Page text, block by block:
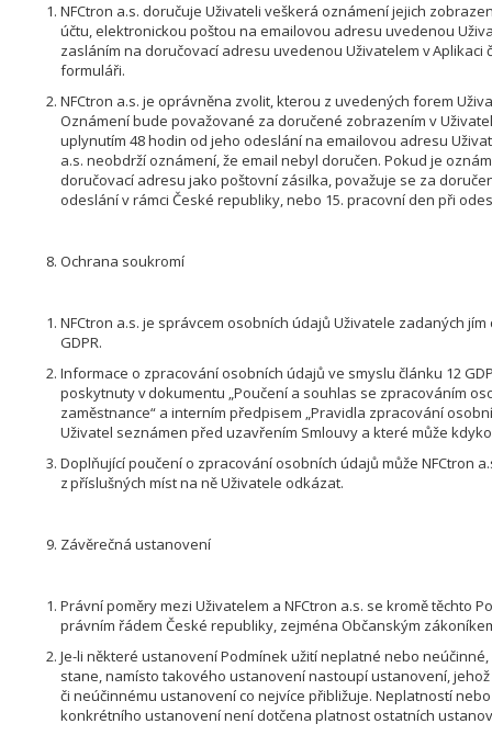
NFCtron a.s. doručuje Uživateli veškerá oznámení jejich
účtu, elektronickou poštou na emailovou adresu uvedenou
zasláním na doručovací adresu uvedenou Uživatelem v Aplikaci
formuláři.
NFCtron a.s. je oprávněna zvolit, kterou z uvedených forem
Oznámení bude považované za doručené zobrazením v
uplynutím 48 hodin od jeho odeslání na emailovou adresu
a.s. neobdrží oznámení, že email nebyl doručen. Pokud je
doručovací adresu jako poštovní zásilka, považuje se za
odeslání v rámci České republiky, nebo 15. pracovní den při
Ochrana soukromí
NFCtron a.s. je správcem osobních údajů Uživatele zadaných
GDPR.
Informace o zpracování osobních údajů ve smyslu článku 12
poskytnuty v dokumentu „Poučení a souhlas se zpracováním
zaměstnance“ a interním předpisem „Pravidla zpracování
Uživatel seznámen před uzavřením Smlouvy a které může
Doplňující poučení o zpracování osobních údajů může NFCtron
z příslušných míst na ně Uživatele odkázat.
Závěrečná ustanovení
Právní poměry mezi Uživatelem a NFCtron a.s. se kromě těchto
právním řádem České republiky, zejména Občanským
Je-li některé ustanovení Podmínek užití neplatné nebo
stane, namísto takového ustanovení nastoupí ustanovení,
či neúčinnému ustanovení co nejvíce přibližuje. Neplatností
konkrétního ustanovení není dotčena platnost ostatních